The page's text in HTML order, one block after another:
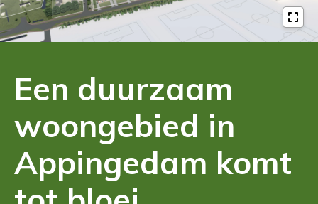
Een duurzaam
woongebied in
Appingedam komt